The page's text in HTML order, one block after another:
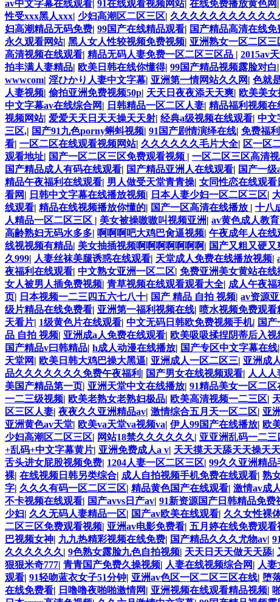
av中文字幕在线观看| 91在线观看视频网站| 在线免费播放黄色网|
性受xxx黑人xxx| 少妇高潮区二区三区| 久久久久久久久久久久久
妇高潮精品无码免费| 99国产在线精品观看| 国产精品高清在线免
永久观看网站| 黑人女人性较视频免费视频| 亚洲熟女一区二区三
高清视频在线观看| 精品无码人妻免费一区二区三区品 | 2015av
拍丰满人妻精品| 欧美日韩在线你懂得| 99国产精品视频露脸对白|
wwwcom| 淫ひかり人妻中文字幕| 亚洲第一情网站久久网| 色就
人妻视频| 偷拍亚洲免费视频50p| 天天日夜夜添天天爽| 欧美美
中文字幕av在线综合网| 日韩精品一区二区人妻| 精品福利视频在
视频网站| 爱爱天天日天天操天天射| 经典a级视频在线观看| 中文
三区,| 国产91九色porny蝌蚪视频| 91国产剧情演绎在线| 免费福
看| 一区二区在线观看视频网站| 久久久久久久毛片大全| 区一区
观看地址| 国产一区二区三区免费观看视频 | 一区二区三区高清
国产精品成人有码在线观看| 国产精品亚洲人在线观看| 国产一
精品午夜福利在线观看| 男人做受天堂青青操| 女同性恋在线观看
看网| 日韩中文字幕在线播放视频| 日本人妻少妇一区二区三区|
线观看| 精品在线视频播放你懂的| 国产一区高清在线播放 | 十八
人精品一区二区三区 | 美女被操嗷嗷叫视频亚洲| av黄色成人教
高齢熟妇无码水多多| 啊啊啊吧大鸡巴肏逼视频| 午夜成年人在线
线视视频有精品| 美女抽插视频啊啊啊啊啊啊啊| 国产又粗又硬又
久999| 人妻丝袜美腿诱惑在线观看| 天堂成人免费在线播放视频|
夜福利在线观看| 中文熟女亚洲一区二区| 免费亚洲美女黄站在线
女人被男人插免费视频| 青草视频在线观看观看大全| 成人午夜福
页| 日本视频一二三四五六七八十| 国产 精品 自拍 视频| av资源
级片精品在线免费看| 亚洲第一福利视频在线| 喷水视频免费观看
天看片| 1级黄色片在线观看| 中文无码日韩欧免费视频手机| 国
品 自拍 视频| 亚洲成a人免费在线观看| 欧美吸吸揉捏阴蒂后入视
国产精品v曰韩精品| h成人动漫在线播放| 国产专区中文字幕在线|
天堂网| 欧美日韩大鸡巴操大黑逼| 亚洲成人一区二区三| 亚洲成
品久久久久久久久免费午夜福利 | 国产男女在线视频观看| 人人
美国产精品第一页| 亚洲天堂中文在线播放| 91精品美女一区二区
一二三级视频| 欧美老熟女老熟妇极品| 欧美高清视频一二三区|
区三区人妻| 夜夜久久亚洲精品av| 激情综合五月天一区二区| 亚
亚洲黄色av天堂| 欧美va天堂va视频va| 伊人99国产在线播放| 欧
少妇高潮区二区三区| 网站18禁久久久久久久| 亚亚洲乱码一二三
+乱码+中文字幕黄片| 亚洲免费成人a v| 天天摸天天舔天天操天
舌头进女屁股视频免费| 1204人妻一区二区三区| 99久久亚洲精品
裸| 在线视频日韩另类综合| 成人自拍视频手机免费在线观看| 熟
字| 久久久有码一区二区三区| 精品黄色国产在线观看| 激情av成
不卡视频在线观看| 国产avvs日产av| 91新资源国产日韩精品免费
少妇| 久久无码人妻精品一区| 国产av欧美在线观看| 久久女性裸
二区三区免费观看视频| 亚洲av电影免费看| 五月婷在线免费观看
巴视频女神| 九九热精彩视频在线免费| 国产精品久久久尤物av|
久久久久久久| 9色熟女露脸九色自拍视频| 天天日天天做天天舔|
狠狠米奇777| 青青国产免费久操视频| 人妻在线视频综合网| 人
观看| 91轻吻蓝衣女子51分钟| 亚洲av色区一区二区三区在线| 堕
在线免费看| 日噜噜夜啪啪激情网| 亚洲视频在线观看精品视频|